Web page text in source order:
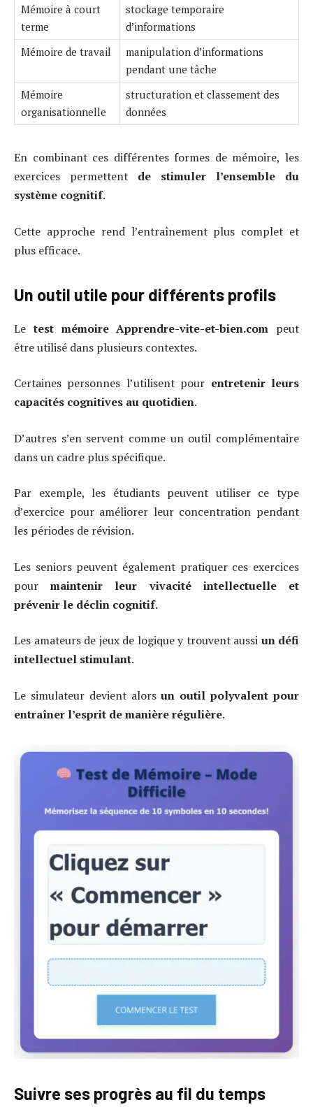
Mémoire à court
terme
stockage temporaire
d’informations
Mémoire de travail
manipulation d’informations
pendant une tâche
Mémoire
organisationnelle
structuration et classement des
données
En combinant ces différentes formes de mémoire, les
exercices permettent de stimuler l’ensemble du
système cognitif.
Cette approche rend l’entraînement plus complet et
plus efficace.
Un outil utile pour différents profils
Letest mémoire Apprendre-vite-et-bien.com peut
être utilisé dans plusieurs contextes.
Certaines personnes l’utilisent pour entretenir leurs
capacités cognitives au quotidien.
D’autres s’en servent comme un outil complémentaire
dans un cadre plus spécifique.
Par exemple, les étudiants peuvent utiliser ce type
d’exercice pour améliorer leur concentration pendant
les périodes de révision.
Les seniors peuvent également pratiquer ces exercices
pourmaintenir leur vivacité intellectuelle et
prévenir le déclin cognitif.
Les amateurs de jeux de logique y trouvent aussi un défi
intellectuel stimulant.
Le simulateur devient alorsun outil polyvalent pour
entraîner l’esprit de manière régulière.
Suivre ses progrès au fil du temps